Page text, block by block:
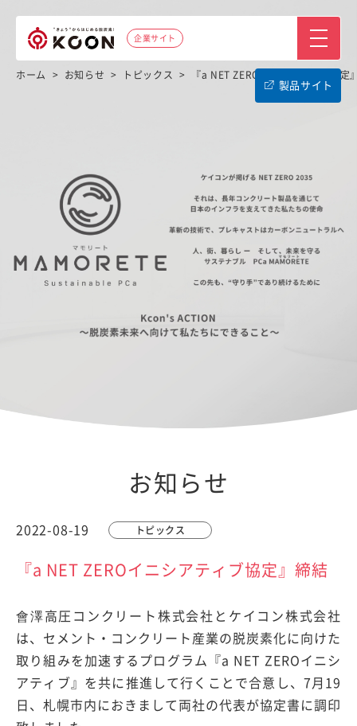
企業サイト
製品サイト
ホーム > お知らせ > トピックス > 『a NET ZEROイニシアティブ協定
お知らせ
2022-08-19 トピックス
『a NET ZEROイニシアティブ協定』締結
會澤高圧コンクリート株式会社とケイコン株式会社
は、セメント・コンクリート産業の脱炭素化に向けた
取り組みを加速するプログラム『a NET ZEROイニシ
アティブ』を共に推進して行くことで合意し、7月19
日、札幌市内におきまして両社の代表が協定書に調印